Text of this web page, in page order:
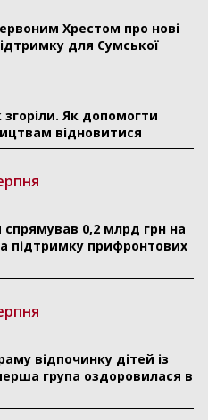
Хрестом про нові
для Сумської
Як допомогти
відновитися
0,2 млрд грн на
підтримку прифронтових
відпочинку дітей із
група оздоровилася в